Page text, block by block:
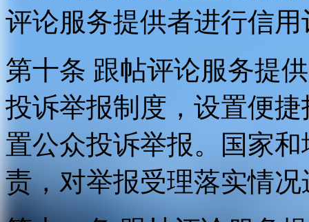
评论服务提供者进行信用
第十条 跟帖评论服务提
投诉举报制度，设置便
置公众投诉举报。国家
责，对举报受理落实情